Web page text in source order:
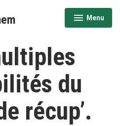
Menu
déplié
réduit
du
récup’.